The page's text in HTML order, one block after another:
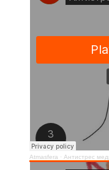
Atmasfera · Антистрес